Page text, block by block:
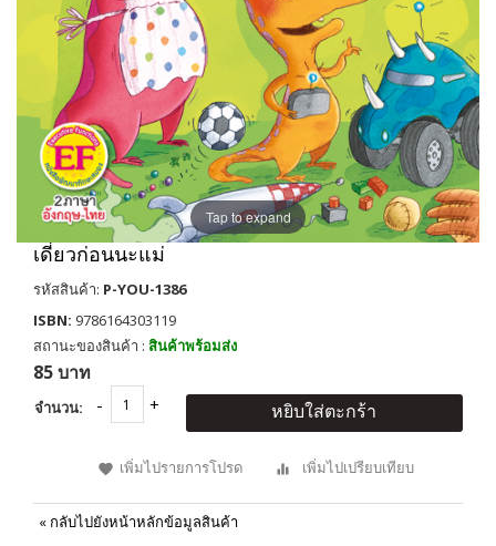
Tap to expand
เดี๋ยวก่อนนะแม่
รหัสสินค้า: P-YOU-1386
ISBN: 9786164303119
สถานะของสินค้า : สินค้าพร้อมส่ง
85 บาท
จำนวน: หยิบใส่ตะกร้า
เพิ่มไปรายการโปรด เพิ่มไปเปรียบเทียบ
« กลับไปยังหน้าหลักข้อมูลสินค้า